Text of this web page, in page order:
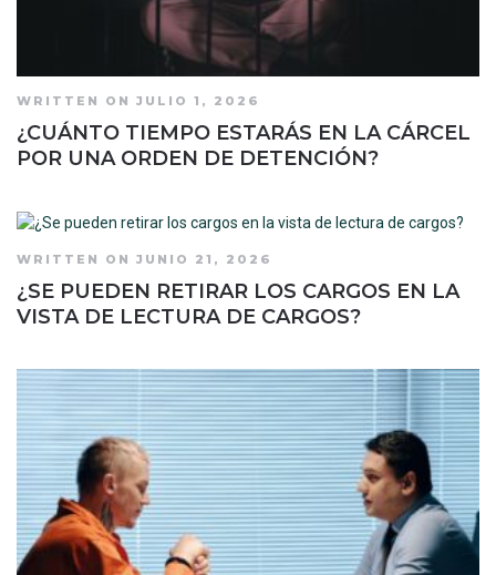
WRITTEN ON JULIO 1, 2026
¿CUÁNTO TIEMPO ESTARÁS EN LA CÁRCEL
POR UNA ORDEN DE DETENCIÓN?
WRITTEN ON JUNIO 21, 2026
¿SE PUEDEN RETIRAR LOS CARGOS EN LA
VISTA DE LECTURA DE CARGOS?